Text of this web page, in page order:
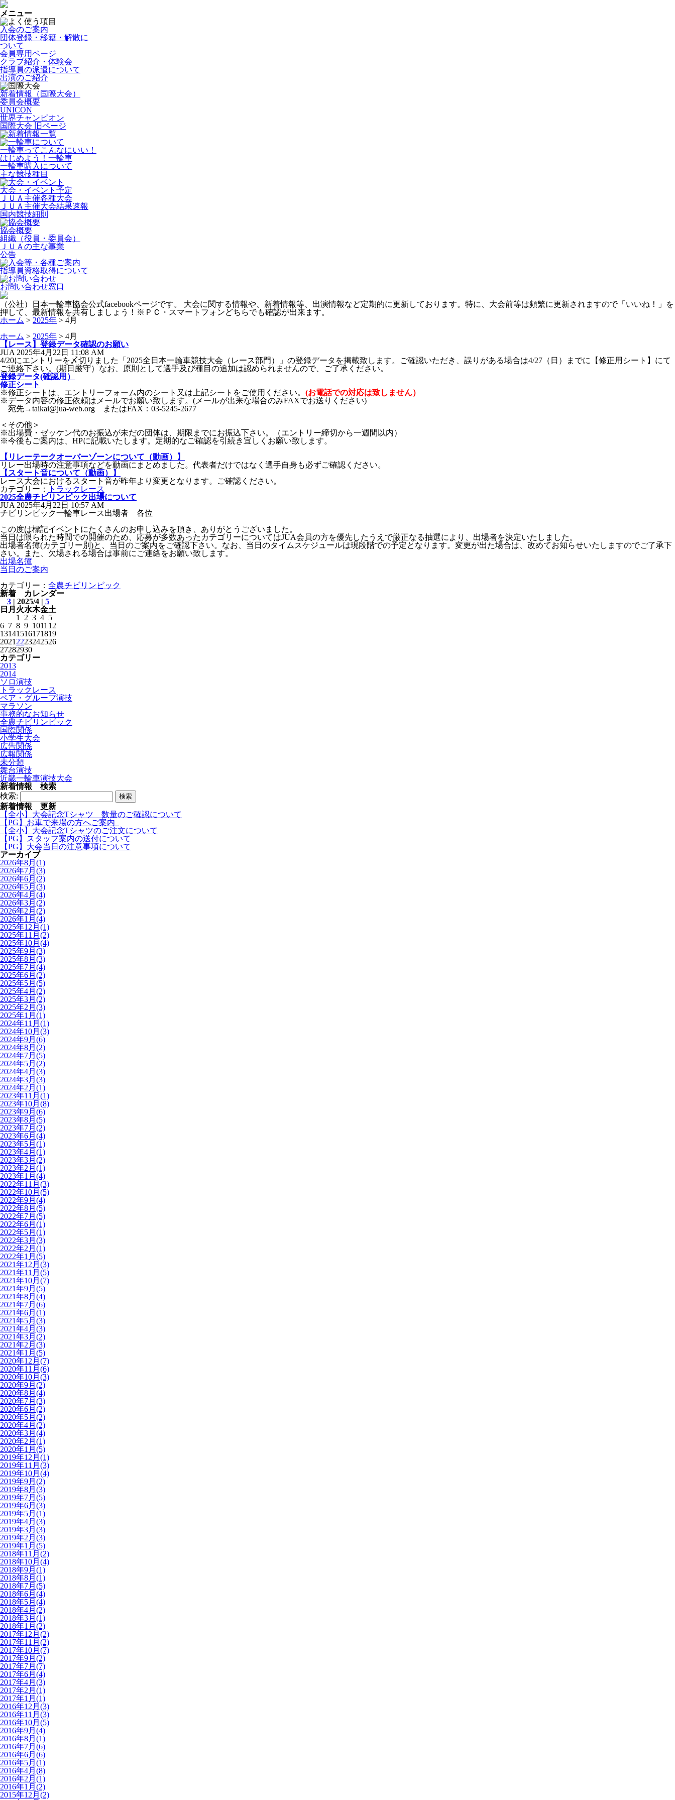
メニュー
入会のご案内
団体登録・移籍・解散に
ついて
会員専用ページ
クラブ紹介・体験会
指導員の派遣について
出演のご紹介
新着情報（国際大会）
委員会概要
UNICON
世界チャンピオン
国際大会 旧ページ
一輪車ってこんなにいい！
はじめよう！一輪車
一輪車購入について
主な競技種目
大会・イベント予定
ＪＵＡ主催各種大会
ＪＵＡ主催大会結果速報
国内競技細則
協会概要
組織（役員・委員会）
ＪＵＡの主な事業
公告
指導員資格取得について
お問い合わせ窓口
（公社）日本一輪車協会公式facebookページです。 大会に関する情報や、新着情報等、出演情報など定期的に更新しております。特に、大会前等は頻繁に更新されますので「いいね！」を
押して、最新情報を共有しましょう！※ＰＣ・スマートフォンどちらでも確認が出来ます。
ホーム > 2025年 > 4月
ホーム > 2025年 > 4月
【レース】登録データ確認のお願い
JUA 2025年4月22日 11:08 AM
4/20にエントリーを〆切りました「2025全日本一輪車競技大会（レース部門）」の登録データを掲載致します。ご確認いただき、誤りがある場合は4/27（日）までに【修正用シート】にて
ご連絡下さい。(期日厳守）なお、原則として選手及び種目の追加は認められませんので、ご了承ください。
登録データ(確認用）
修正シート
※修正シートは、エントリーフォーム内のシート又は上記シートをご使用ください。 (お電話での対応は致しません）
※データ内容の修正依頼はメールでお願い致します。(メールが出来な場合のみFAXでお送りください)
宛先→taikai@jua-web.org またはFAX：03-5245-2677
＜その他＞
※出場費・ゼッケン代のお振込が未だの団体は、期限までにお振込下さい。（エントリー締切から一週間以内）
※今後もご案内は、HPに記載いたします。定期的なご確認を引続き宜しくお願い致します。
【リレーテークオーバーゾーンについて（動画）】
リレー出場時の注意事項などを動画にまとめました。代表者だけではなく選手自身も必ずご確認ください。
【スタート音について（動画）】
レース大会におけるスタート音が昨年より変更となります。ご確認ください。
カテゴリー：
トラックレース
2025全農チビリンピック出場について
JUA 2025年4月22日 10:57 AM
チビリンピック一輪車レース出場者 各位
この度は標記イベントにたくさんのお申し込みを頂き、ありがとうございました。
当日は限られた時間での開催のため、応募が多数あったカテゴリーについてはJUA会員の方を優先したうえで厳正なる抽選により、出場者を決定いたしました。
出場者名簿(カテゴリー別 )と、当日のご案内をご確認下さい。なお、当日のタイムスケジュールは現段階での予定となります。変更が出た場合は、改めてお知らせいたしますのでご了承下
さい。また、欠場される場合は事前にご連絡をお願い致します。
出場名簿
当日のご案内
カテゴリー： 全農チビリンピック
新着 カレンダー
3 | 2025/4 | 5
日 月 火水木金土
1
2 3 4 5
6 7 8 9 1011 12
13141516171819
2021 2223242526
27282930
カテゴリー
2013
2014
ソロ演技
トラックレース
ペア・グループ演技
マラソン
事務的なお知らせ
全農チビリンピック
国際関係
小学生大会
広告関係
広報関係
未分類
舞台演技
近畿一輪車演技大会
新着情報 検索
検索:
新着情報 更新
【全小】大会記念Tシャツ 数量のご確認について
【PG】お車で来場の方へご案内
【全小】大会記念Tシャツのご注文について
【PG】スタッフ案内の送付について
【PG】大会当日の注意事項について
アーカイブ
2026年8月(1)
2026年7月(3)
2026年6月(2)
2026年5月(3)
2026年4月(4)
2026年3月(2)
2026年2月(2)
2026年1月(4)
2025年12月(1)
2025年11月(2)
2025年10月(4)
2025年9月(3)
2025年8月(3)
2025年7月(4)
2025年6月(2)
2025年5月(5)
2025年4月(2)
2025年3月(2)
2025年2月(3)
2025年1月(1)
2024年11月(1)
2024年10月(3)
2024年9月(6)
2024年8月(2)
2024年7月(5)
2024年5月(2)
2024年4月(3)
2024年3月(3)
2024年2月(1)
2023年11月(1)
2023年10月(8)
2023年9月(6)
2023年8月(5)
2023年7月(2)
2023年6月(4)
2023年5月(1)
2023年4月(1)
2023年3月(2)
2023年2月(1)
2023年1月(4)
2022年11月(3)
2022年10月(5)
2022年9月(4)
2022年8月(5)
2022年7月(5)
2022年6月(1)
2022年5月(1)
2022年3月(3)
2022年2月(1)
2022年1月(5)
2021年12月(3)
2021年11月(5)
2021年10月(7)
2021年9月(5)
2021年8月(4)
2021年7月(6)
2021年6月(1)
2021年5月(3)
2021年4月(3)
2021年3月(2)
2021年2月(3)
2021年1月(5)
2020年12月(7)
2020年11月(6)
2020年10月(3)
2020年9月(2)
2020年8月(4)
2020年7月(3)
2020年6月(2)
2020年5月(2)
2020年4月(2)
2020年3月(4)
2020年2月(1)
2020年1月(5)
2019年12月(1)
2019年11月(3)
2019年10月(4)
2019年9月(2)
2019年8月(3)
2019年7月(5)
2019年6月(3)
2019年5月(1)
2019年4月(3)
2019年3月(3)
2019年2月(3)
2019年1月(5)
2018年11月(2)
2018年10月(4)
2018年9月(1)
2018年8月(1)
2018年7月(5)
2018年6月(4)
2018年5月(4)
2018年4月(2)
2018年3月(1)
2018年1月(2)
2017年12月(2)
2017年11月(2)
2017年10月(7)
2017年9月(2)
2017年7月(7)
2017年6月(4)
2017年4月(3)
2017年2月(1)
2017年1月(1)
2016年12月(3)
2016年11月(3)
2016年10月(5)
2016年9月(4)
2016年8月(1)
2016年7月(6)
2016年6月(6)
2016年5月(1)
2016年4月(8)
2016年2月(1)
2016年1月(2)
2015年12月(2)